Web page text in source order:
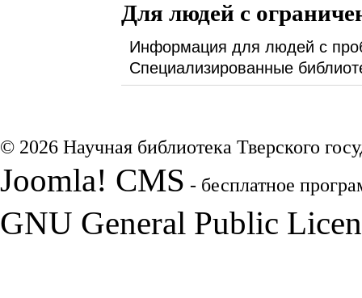
Для людей с
Информация для людей с
Специализированные
© 2026 Научная библиотека Тверского
Joomla! CMS - бесплатное
GNU General Public